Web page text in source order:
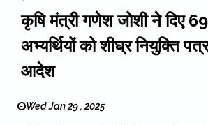
कृषि मंत्री गणेश जोशी ने दिए
अभ्यर्थियों को शीघ्र नियुक्ति
आदेश
Wed Jan 29 , 2025